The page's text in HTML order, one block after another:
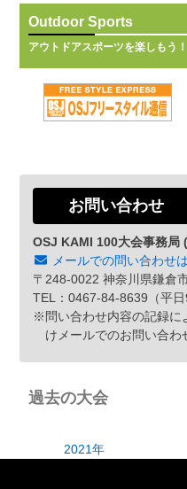
Outdoor Sports
アウトドアスポーツを楽しもう！
お問い合わせ
OSJ KAMI 100大会事務局
メールでの問い合わせ
〒248-0022 神奈川県鎌倉
TEL：0467-84-8639（平日
※問い合わせ内容の記録に
けメールでのお問い合わ
過去の大会
2021年